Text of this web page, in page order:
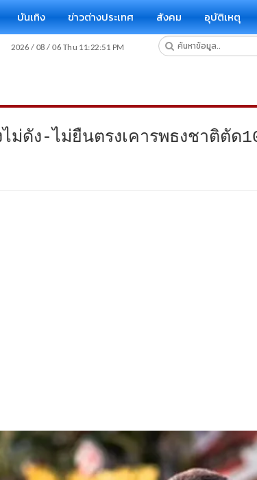
บันเทิง ข่าวต่างประเทศ สังคม อุบัติเหตุ
ไม่ดัง-ไม่ยืนตรงเคารพธงชาติตัด